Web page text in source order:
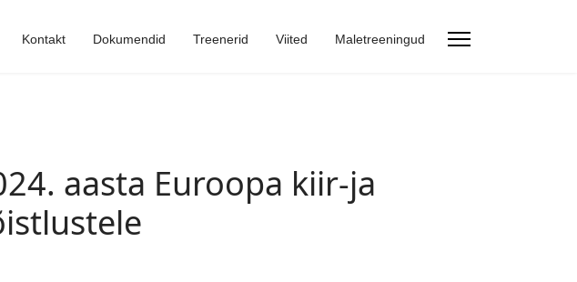
Kontakt Dokumendid Treenerid Viited Maletreeningud
aasta Euroopa kiir-ja